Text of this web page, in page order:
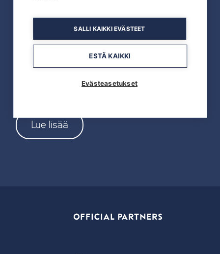
Tahkon reitistöjen opastus uusitaan kokonaan
Lue lisää
OFFICIAL PARTNERS
SALLI KAIKKI EVÄSTEET
ESTÄ KAIKKI
Evästeasetukset